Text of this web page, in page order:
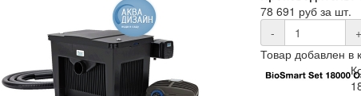
78 691 руб за шт.
-
+
Товар добавлен в